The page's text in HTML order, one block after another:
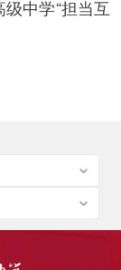
中学“担当互